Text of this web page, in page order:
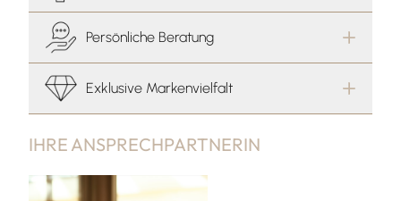
IHRE ANSPRECHPARTNERIN
Persönliche Beratung
Exklusive Markenvielfalt